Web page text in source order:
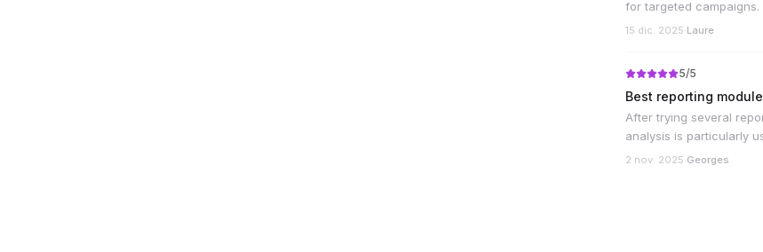
for targeted campaigns.
15 dic. 2025·Laure
5/5
Best reporting module
After trying several
analysis is particularly
2 nov. 2025·Georges